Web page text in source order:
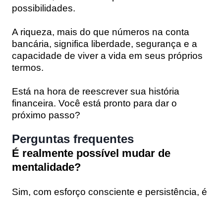
possibilidades.
A riqueza, mais do que números na conta
bancária, significa liberdade, segurança e a
capacidade de viver a vida em seus próprios
termos.
Está na hora de reescrever sua história
financeira. Você está pronto para dar o
próximo passo?
Perguntas frequentes
É realmente possível mudar de
mentalidade?
Sim, com esforço consciente e persistência, é